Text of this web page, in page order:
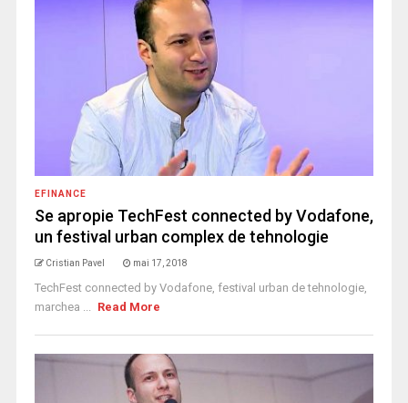
EFINANCE
Se apropie TechFest connected by Vodafone,
un festival urban complex de tehnologie
Cristian Pavel mai 17, 2018
TechFest connected by Vodafone, festival urban de tehnologie,
marchea ... Read More